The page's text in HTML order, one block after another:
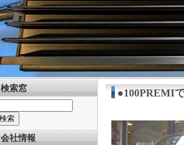
検索窓
会社情報
●100PREMI